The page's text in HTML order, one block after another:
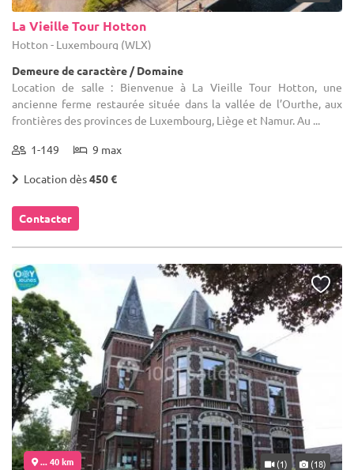
La Vieille Tour Hotton
Hotton - Luxembourg (WLX)
Demeure de caractère / Domaine
Location de salle : Bienvenue à La Vieille Tour Hotton, une
ancienne ferme restaurée située dans la vallée de l’Ourthe, aux
frontières des provinces de Luxembourg, Liège et Namur. Au ...
1-149 9 max
Location dès450 €
Contacter
... 40 km (1) (18)